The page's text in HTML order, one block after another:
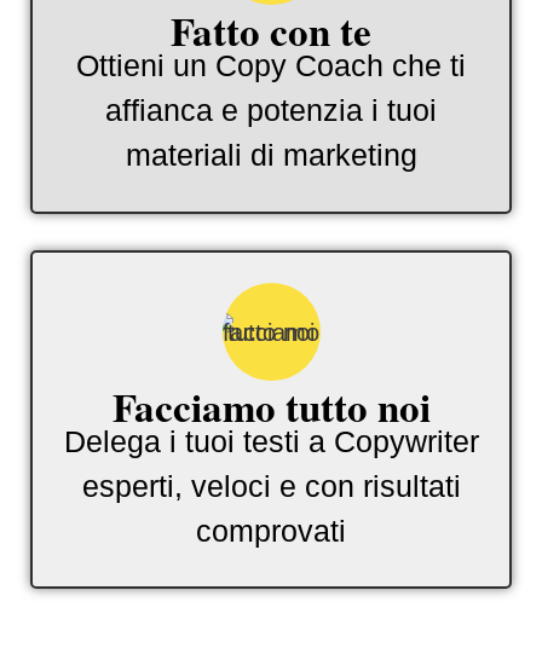
Fatto con te
Ottieni un Copy Coach che ti
affianca e potenzia i tuoi
materiali di marketing
Facciamo tutto noi
Delega i tuoi testi a Copywriter
esperti, veloci e con risultati
comprovati